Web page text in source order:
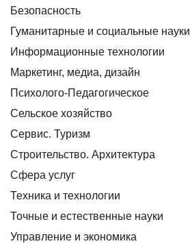
Безопасность
Гуманитарные и социальные науки
Информационные технологии
Маркетинг, медиа, дизайн
Психолого-Педагогическое
Сельское хозяйство
Сервис. Туризм
Строительство. Архитектура
Сфера услуг
Техника и технологии
Точные и естественные науки
Управление и экономика